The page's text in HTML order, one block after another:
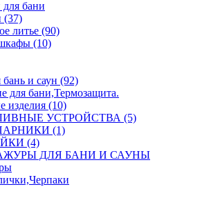
бани
(37)
литье (90)
(10)
и саун (92)
для бани,Термозащита.
изделия (10)
УСТРОЙСТВА (5)
(1)
(4)
ДЛЯ БАНИ И САУНЫ